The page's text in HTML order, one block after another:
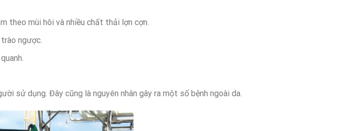
theo mùi hôi và nhiều chất thải lợn cợn.
ngược.
sử dụng. Đây cũng là nguyên nhân gây ra một số bệnh ngoài da.